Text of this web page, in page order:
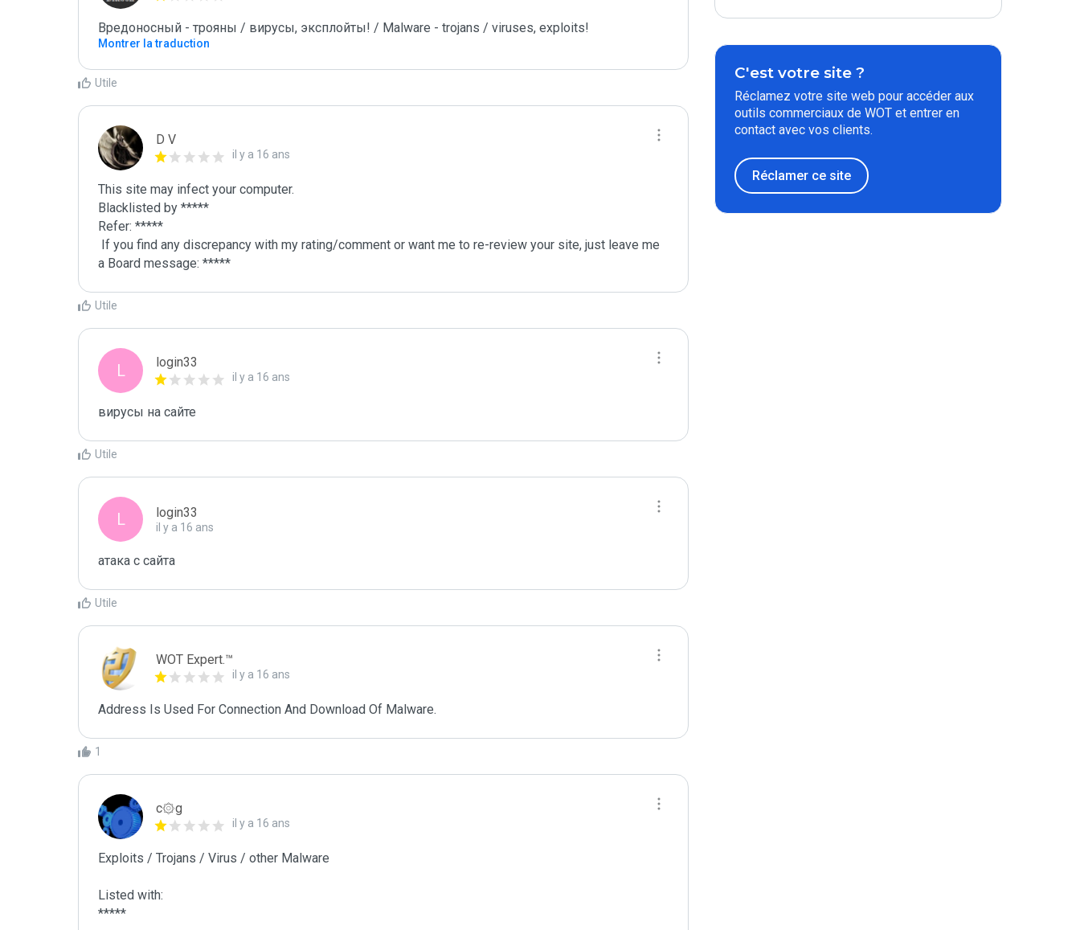
Вредоносный - трояны / вирусы, эксплойты! / Malware - trojans / viruses, exploits!
Montrer la traduction
Utile
D V
il y a 16 ans
This site may infect your computer.
Blacklisted by *****
Refer: *****
a Board message: *****
Utile
L login33
il y a 16 ans
вирусы на сайте
Utile
L login33
il y a 16 ans
атака с сайта
Utile
WOT Expert.™
il y a 16 ans
Address Is Used For Connection And Download Of Malware.
1
c۞g
il y a 16 ans
Exploits / Trojans / Virus / other Malware
Listed with:
*****
C'est votre site ?
Réclamez votre site web pour accéder aux
outils commerciaux de WOT et entrer en
contact avec vos clients.
Réclamer ce site